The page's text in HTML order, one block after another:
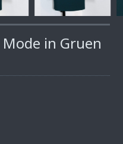
in Gruen